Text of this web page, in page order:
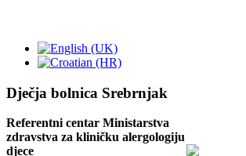
Dječja bolnica Srebrnjak
Referentni centar Ministarstva
zdravstva za kliničku alergologiju
djece